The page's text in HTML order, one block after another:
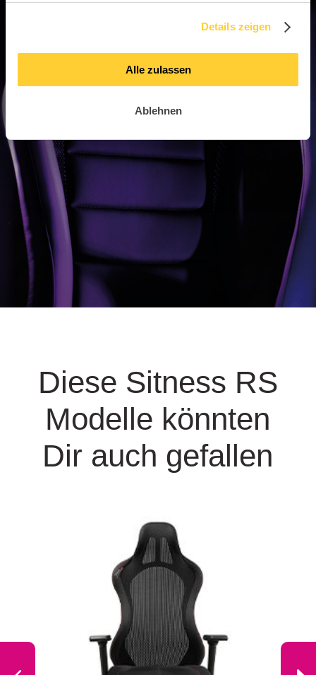
Details zeigen
Alle zulassen
Ablehnen
Diese Sitness RS
Modelle könnten
Dir auch gefallen